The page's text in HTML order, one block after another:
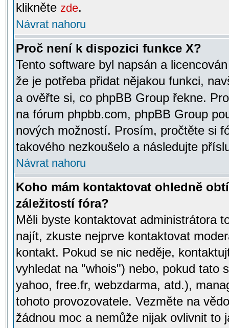
klikněte zde.
Návrat nahoru
Proč není k dispozici funkce X?
Tento software byl napsán a
že je potřeba přidat nějakou funkci,
a ověřte si, co phpBB Group řekne.
na fórum phpbb.com, phpBB Group
nových možností. Prosím, pročtěte si
takového nezkoušelo a následujte
Návrat nahoru
Koho mám kontaktovat ohledně
záležitostí fóra?
Měli byste kontaktovat administrátora
najít, zkuste nejprve kontaktovat
kontakt. Pokud se nic neděje,
vyhledat na "whois") nebo, pokud tato
yahoo, free.fr, webzdarma, atd.),
tohoto provozovatele. Vezměte na
žádnou moc a nemůže nijak ovlivnit to